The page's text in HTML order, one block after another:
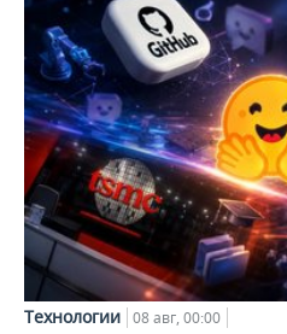
Технологии 08 авг, 00:00